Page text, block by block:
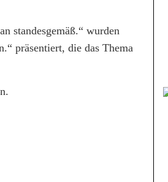
standesgemäß.“ wurden
präsentiert, die das Thema